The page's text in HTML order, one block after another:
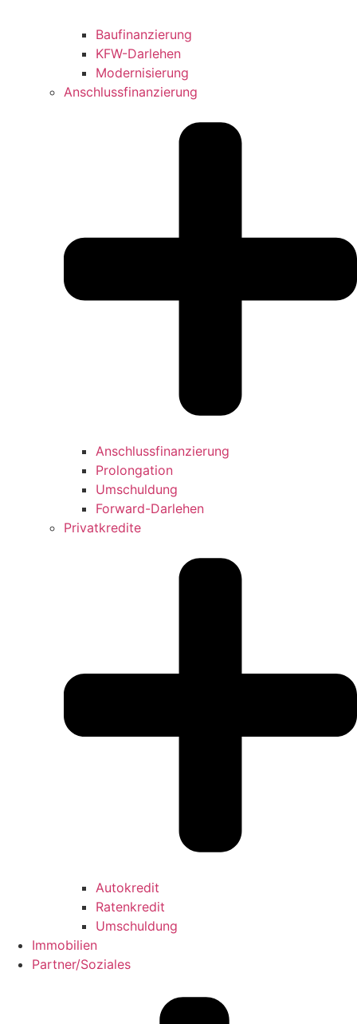
Baufinanzierung
KFW-Darlehen
Modernisierung
Anschlussfinanzierung
Anschlussfinanzierung
Prolongation
Umschuldung
Forward-Darlehen
Privatkredite
Autokredit
Ratenkredit
Umschuldung
Immobilien
Partner/Soziales